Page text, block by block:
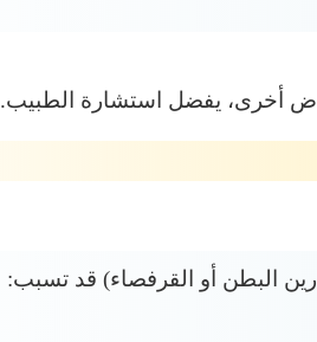
أخرى، يفضل استشارة الطبيب.
البطن أو القرفصاء) قد تسبب: